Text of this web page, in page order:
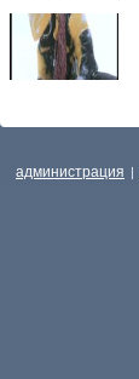
администрация |